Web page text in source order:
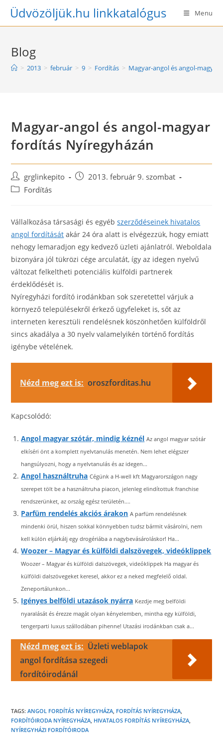
SkipÜdvözöljük.hu linkkatalógus Menu
Blog
> 2013 > február > 9 > Fordítás > Magyar-angol és angol-
Magyar-angol és angol-magyar
fordítás Nyíregyházán
Post
author:
grglinkepito
Post2013. február 9. szombat
PostFordítás
Vállalkozása társasági és egyébszerződéseinek hivatalos
angol fordítását akár 24 óra alatt is elvégezzük, hogy emiatt
nehogy lemaradjon egy kedvező üzleti ajánlatról. Weboldala
bizonyára jól tükrözi cége arculatát, így az idegen nyelvű
változat felkeltheti potenciális külföldi partnerek
érdeklődését is.
Nyíregyházi fordító irodánkban sok szeretettel várjuk a
környező településekről érkező ügyfeleket is, sőt az
interneten keresztüli rendelésnek köszönhetően külföldről
sincs akadálya a 30 nyelv valamelyikén történő fordítás
igénybe vételének.
Nézd meg ezt is: oroszforditas.hu
Kapcsolódó:
Angol magyar szótár, mindig kéznél Az angol magyar szótár
elkíséri önt a komplett nyelvtanulás menetén. Nem lehet elégszer
hangsúlyozni, hogy a nyelvtanulás és az idegen...
Angol használtruha Cégünk a H-well kft Magyarországon nagy
szerepet tölt be a használtruha piacon, jelenleg elindítottuk franchise
rendszerünket, az ország egész területén....
Parfüm rendelés akciós árakon A parfüm rendelésnek
mindenki örül, hiszen sokkal könnyebben tudsz bármit vásárolni, nem
kell külön eljárkálj egy drogériába a nagybevásároláskor! Ha...
Woozer – Magyar és külföldi dalszövegek, videóklippek
Woozer – Magyar és külföldi dalszövegek, videóklippek Ha magyar és
külföldi dalszövegeket keresel, akkor ez a neked megfelelő oldal.
Zeneportálunkon...
Igényes belföldi utazások nyárra Kezdje meg belföldi
nyaralását és érezze magát olyan kényelemben, mintha egy külföldi,
tengerparti luxus szállodában pihenne! Utazási irodánkban csak a...
Nézd meg ezt is: Üzleti weblapok
angol fordítása szegedi
fordítóirodánál
TAGS:ANGOL FORDÍTÁS NYÍREGYHÁZA, FORDÍTÁS NYÍREGYHÁZA,
FORDÍTÓIRODA NYÍREGYHÁZA, HIVATALOS FORDÍTÁS NYÍREGYHÁZA,
NYÍREGYHÁZI FORDÍTÓIRODA